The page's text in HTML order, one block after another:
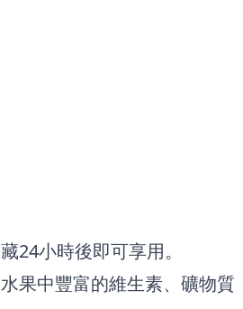
24小時後即可享用。
果中豐富的維生素、礦物質